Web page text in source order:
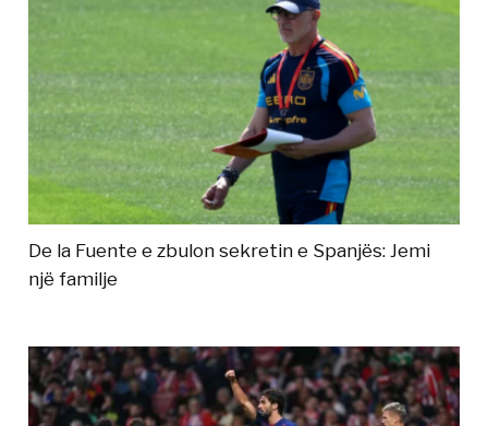
De la Fuente e zbulon sekretin e Spanjës: Jemi
një familje